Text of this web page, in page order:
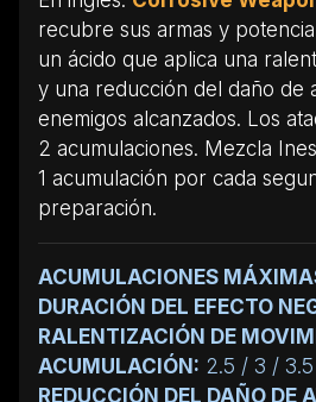
recubre sus armas y
un ácido que aplica una
y una reducción del daño de
enemigos alcanzados. Los
2 acumulaciones. Mezcla
1 acumulación por cada
preparación.
ACUMULACIONES
DURACIÓN DEL EFECTO
RALENTIZACIÓN DE
ACUMULACIÓN: 2.5 / 3 /
REDUCCIÓN DEL DAÑO DE